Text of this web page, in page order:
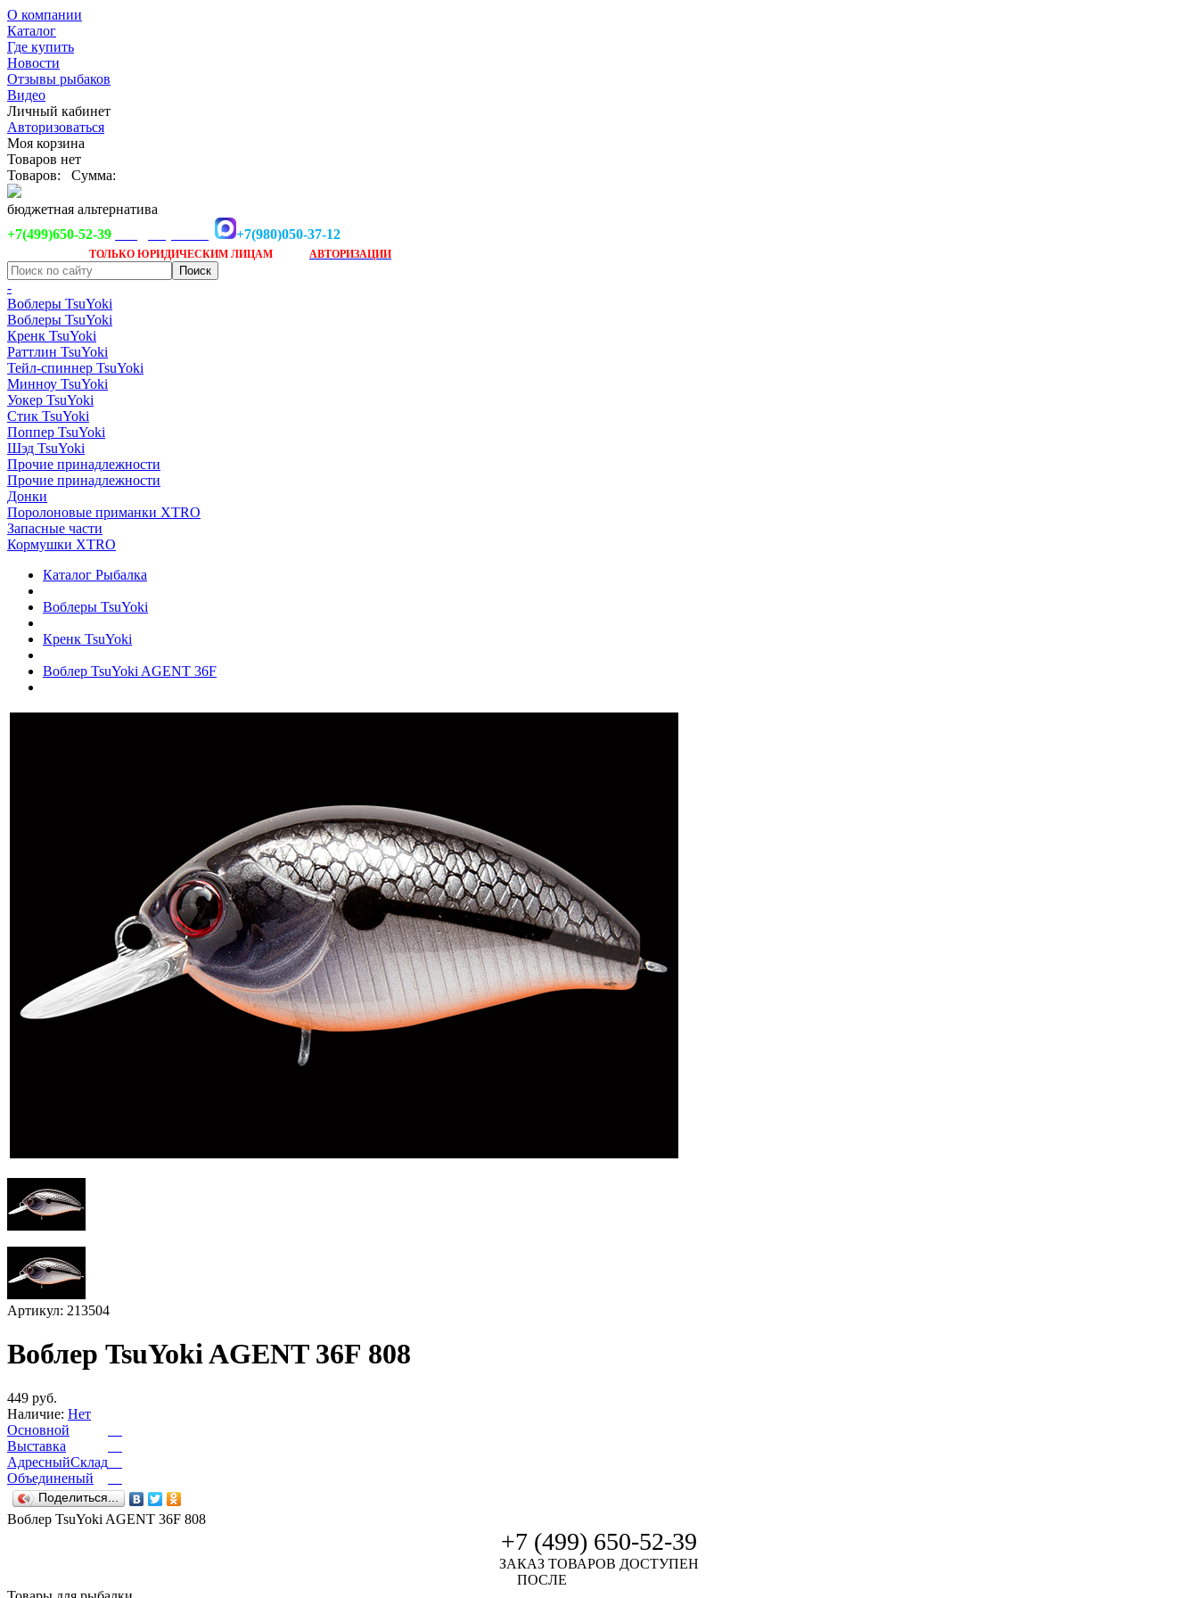
О компании
Каталог
Где купить
Новости
Отзывы рыбаков
Видео
Личный кабинет
Авторизоваться
Моя корзина
Товаров нет
Товаров:
Сумма:
бюджетная альтернатива
+7(499)650-52-39
+7(980)050-37-12
ТОЛЬКО ЮРИДИЧЕСКИМ ЛИЦАМ АВТОРИЗАЦИИ
-
Воблеры TsuYoki
Воблеры TsuYoki
Кренк TsuYoki
Раттлин TsuYoki
Тейл-спиннер TsuYoki
Минноу TsuYoki
Уокер TsuYoki
Стик TsuYoki
Поппер TsuYoki
Шэд TsuYoki
Прочие принадлежности
Прочие принадлежности
Донки
Поролоновые приманки XTRO
Запасные части
Кормушки XTRO
Каталог Рыбалка
Воблеры TsuYoki
Кренк TsuYoki
Воблер TsuYoki AGENT 36F
Артикул: 213504
Воблер TsuYoki AGENT 36F 808
449 руб.
Наличие: Нет
Основной
Выставка
АдресныйСклад
Объединеный
Поделиться...
Воблер TsuYoki AGENT 36F 808
+7 (499) 650-52-39
ЗАКАЗ ТОВАРОВ ДОСТУПЕН
ПОСЛЕ